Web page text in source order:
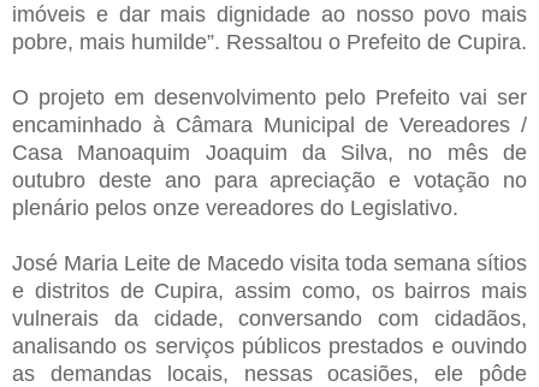
imóveis e dar mais dignidade ao nosso povo mais
pobre, mais humilde”. Ressaltou o Prefeito de Cupira.
O projeto em desenvolvimento pelo Prefeito vai ser
encaminhado à Câmara Municipal de Vereadores /
Casa Manoaquim Joaquim da Silva, no mês de
outubro deste ano para apreciação e votação no
plenário pelos onze vereadores do Legislativo.
José Maria Leite de Macedo visita toda semana sítios
e distritos de Cupira, assim como, os bairros mais
vulnerais da cidade, conversando com cidadãos,
analisando os serviços públicos prestados e ouvindo
as demandas locais, nessas ocasiões, ele pôde